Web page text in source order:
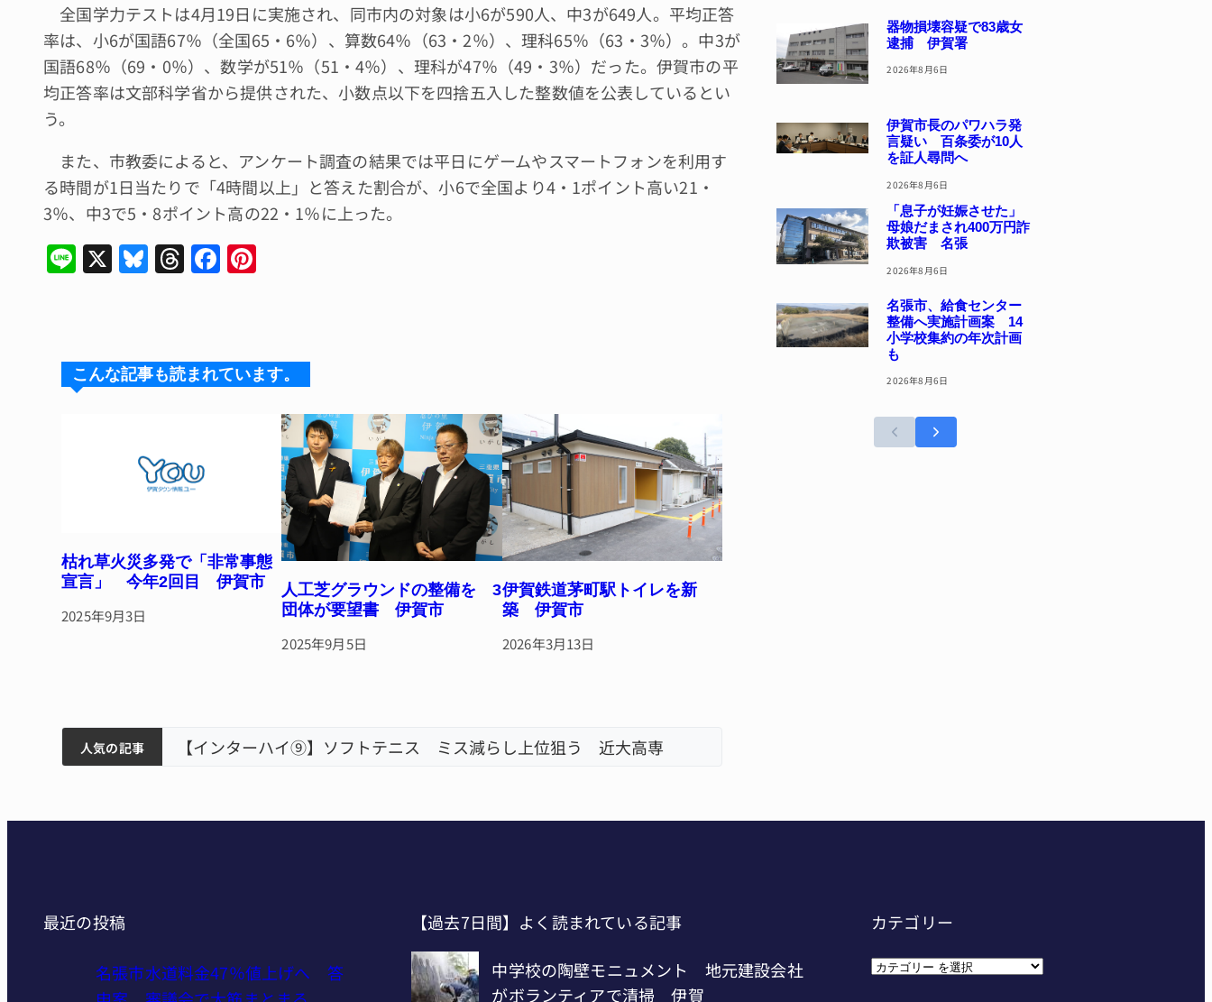
全国学力テストは4月19日に実施され、同市内の対象は小6が590人、中3が649人。平均正答
率は、小6が国語67％（全国65・6％）、算数64％（63・2％）、理科65％（63・3％）。中3が
国語68％（69・0％）、数学が51％（51・4％）、理科が47％（49・3％）だった。伊賀市の平
均正答率は文部科学省から提供された、小数点以下を四捨五入した整数値を公表しているとい
う。
また、市教委によると、アンケート調査の結果では平日にゲームやスマートフォンを利用す
る時間が1日当たりで「4時間以上」と答えた割合が、小6で全国より4・1ポイント高い21・
3％、中3で5・8ポイント高の22・1％に上った。
Li
n
X Bl
u
k
T
hr
d
F
a
b st
こんな記事も読まれています。
枯れ草火災多発で「非常事態
宣言」 今年2回目 伊賀市
2025年9月3日
人工芝グラウンドの整備を 3
団体が要望書 伊賀市
2025年9月5日
伊賀鉄道茅町駅トイレを新
築 伊賀市
2026年3月13日
人気の記事
ィアで清掃 伊賀
3回目の派遣 【インターハイ⑨】ソフトテニス ミス減らし上位狙う 近大高専
器物損壊容疑で83歳女
逮捕 伊賀署
2026年8月6日
伊賀市長のパワハラ発
言疑い 百条委が10人
を証人尋問へ
2026年8月6日
「息子が妊娠させた」
母娘だまされ400万円詐
欺被害 名張
2026年8月6日
名張市、給食センター
整備へ実施計画案 14
小学校集約の年次計画
も
2026年8月6日
最近の投稿
名張市水道料金47％値上げへ 答
【過去7日間】よく読まれている記事
カテゴリー
カ